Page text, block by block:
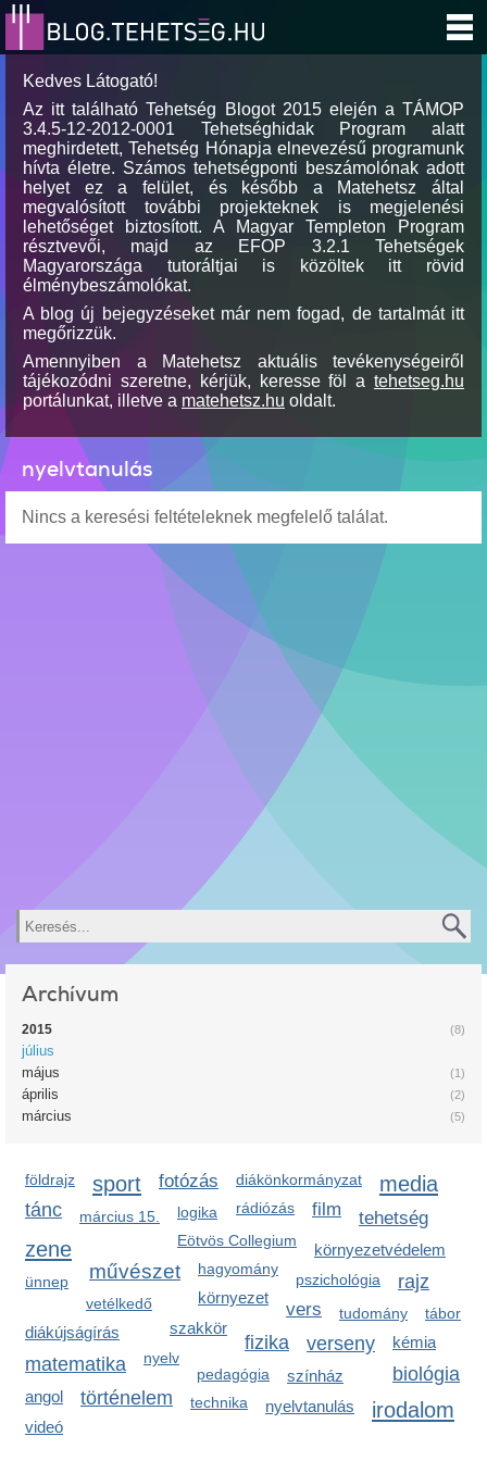
Kedves Látogató!
Az itt található Tehetség Blogot 2015 elején a TÁMOP
3.4.5-12-2012-0001 Tehetséghidak Program alatt
meghirdetett, Tehetség Hónapja elnevezésű programunk
hívta életre. Számos tehetségponti beszámolónak adott
helyet ez a felület, és később a Matehetsz által
megvalósított további projekteknek is megjelenési
lehetőséget biztosított. A Magyar Templeton Program
résztvevői, majd az EFOP 3.2.1 Tehetségek
Magyarországa tutoráltjai is közöltek itt rövid
élménybeszámolókat.
A blog új bejegyzéseket már nem fogad, de tartalmát itt
megőrizzük.
Amennyiben a Matehetsz aktuális tevékenységeiről
tájékozódni szeretne, kérjük, keresse föl a tehetseg.hu
portálunkat, illetve a matehetsz.hu oldalt.
nyelvtanulás
Nincs a keresési feltételeknek megfelelő találat.
Keresés
Archívum
(8)
2015
július
(1)
május
(2)
április
(5)
március
földrajz sport fotózás diákönkormányzat media
tánc rádiózás
március 15. film tehetség
Eötvös Collegium
zene környezetvédelem
művészet hagyomány
pszichológia
környezet
rajz
ünnep
vetélkedő
vers tudomány
szakkör
diákújságírás
logika
fizika verseny kémia
tábor
matematika nyelv
biológia
pedagógia
színház
angol
történelem technika nyelvtanulás irodalom
videó